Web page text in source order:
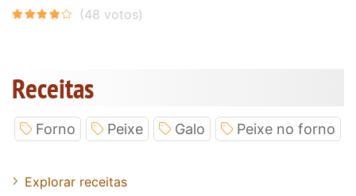
Receitas
Forno Peixe Galo Peixe no forno
Explorar receitas